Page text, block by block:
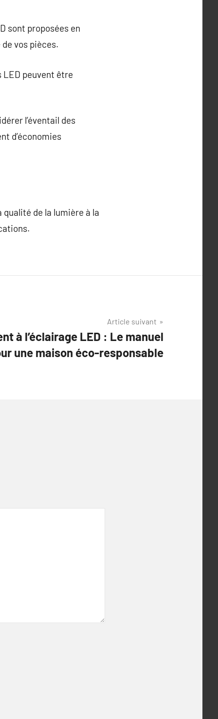
sont proposées en
vos pièces.
LED peuvent être
l’éventail des
d’économies
qualité de la lumière à la
Article suivant
à l’éclairage LED : Le manuel
une maison éco-responsable